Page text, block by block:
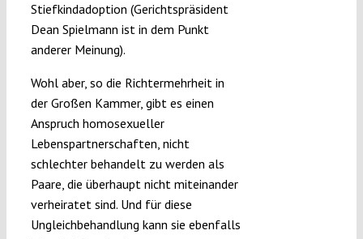
Stiefkindadoption (Gerichtspräsident
Dean Spielmann ist in dem Punkt
anderer Meinung).
Wohl aber, so die Richtermehrheit in
der Großen Kammer, gibt es einen
Anspruch homosexueller
Lebenspartnerschaften, nicht
schlechter behandelt zu werden als
Paare, die überhaupt nicht miteinander
verheiratet sind. Und für diese
Ungleichbehandlung kann sie ebenfalls